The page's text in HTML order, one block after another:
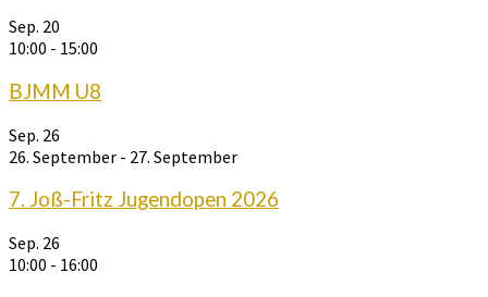
Sep. 20
10:00 - 15:00
BJMM U8
Sep. 26
26. September - 27. September
7. Joß-Fritz Jugendopen 2026
Sep. 26
10:00 - 16:00